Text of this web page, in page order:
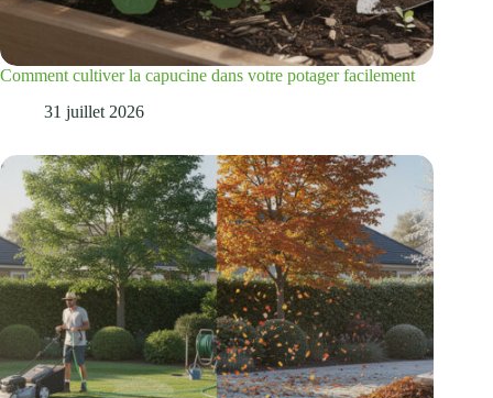
Comment cultiver la capucine dans votre potager facilement
31 juillet 2026